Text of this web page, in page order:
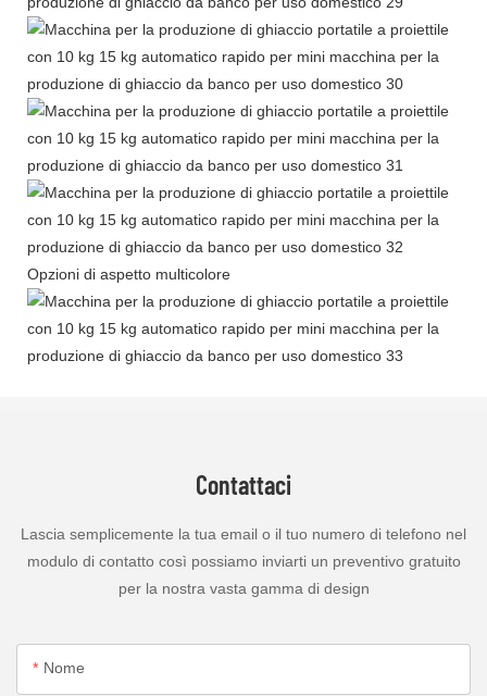
Opzioni di aspetto multicolore
Contattaci
Lascia semplicemente la tua email o il tuo numero di telefono nel
modulo di contatto così possiamo inviarti un preventivo gratuito
per la nostra vasta gamma di design
Nome